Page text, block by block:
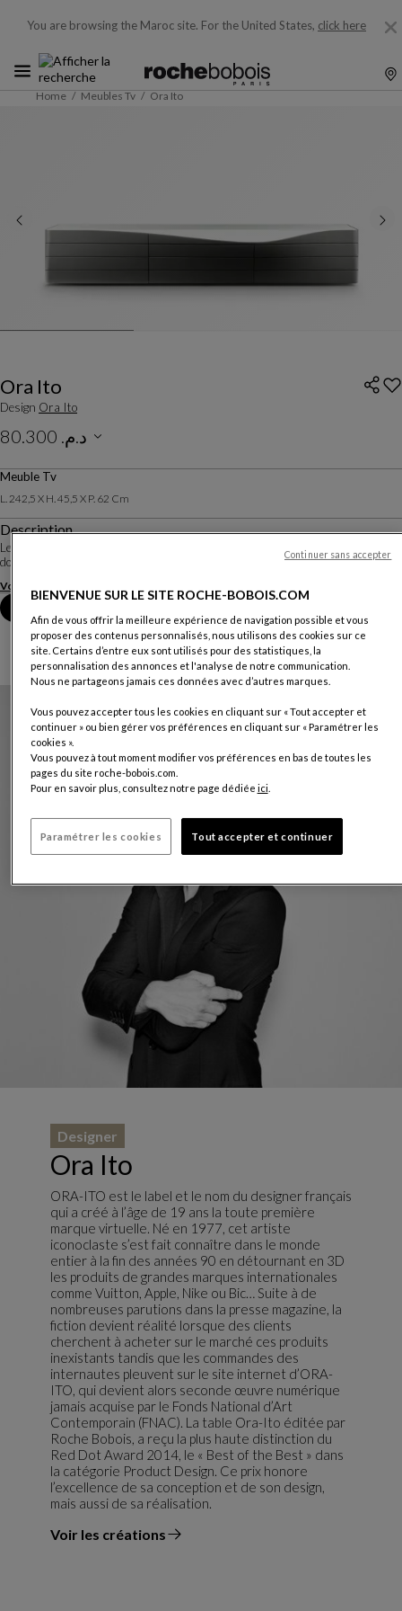
You are browsing the Maroc site. For the United States, click here
Home Meubles Tv Ora Ito
Ora Ito
Design Ora Ito
د.م. 80.300
Prix TTC maximum conseillé, hors livraison, valable au Maroc uniquement.
Meuble Tv
L. 242,5 X H. 45,5 X P. 62 Cm
Description
Les créations d'Ora Ito sont le fruit de sa philosophie, la « simplexité » : l'art de
donner une apparente simplicité à une forme complexe.
Voir plus
Ora Ito
Designer
ORA-ITO est le label et le nom du designer français
qui a créé à l’âge de 19 ans la toute première
marque virtuelle. Né en 1977, cet artiste
iconoclaste s’est fait connaître dans le monde
entier à la fin des années 90 en détournant en 3D
les produits de grandes marques internationales
comme Vuitton, Apple, Nike ou Bic… Suite à de
nombreuses parutions dans la presse magazine, la
fiction devient réalité lorsque des clients
cherchent à acheter sur le marché ces produits
inexistants tandis que les commandes des
internautes pleuvent sur le site internet d’ORA-
ITO, qui devient alors seconde œuvre numérique
jamais acquise par le Fonds National d’Art
Contemporain (FNAC). La table Ora-Ito éditée par
Roche Bobois, a reçu la plus haute distinction du
Red Dot Award 2014, le « Best of the Best » dans
la catégorie Product Design. Ce prix honore
l’excellence de sa conception et de son design,
mais aussi de sa réalisation.
Voir les créations
du designer
BIENVENUE SUR LE SITE ROCHE-BOBOIS.COM
Afin de vous offrir la meilleure expérience de navigation possible et vous
proposer des contenus personnalisés, nous utilisons des cookies sur ce
site. Certains d’entre eux sont utilisés pour des statistiques, la
personnalisation des annonces et l'analyse de notre communication.
Nous ne partageons jamais ces données avec d’autres marques.
Vous pouvez accepter tous les cookies en cliquant sur « Tout accepter et
continuer » ou bien gérer vos préférences en cliquant sur « Paramétrer les
cookies ».
Vous pouvez à tout moment modifier vos préférences en bas de toutes les
pages du site roche-bobois.com.
Pour en savoir plus, consultez notre page dédiée ici.
Paramétrer les cookies Tout accepter et continuer
Continuer sans accepter